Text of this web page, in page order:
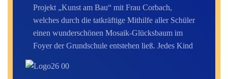
Projekt „Kunst am Bau“ mit Frau Corbach,
welches durch die tatkräftige Mithilfe aller Schüler
einen wunderschönen Mosaik-Glücksbaum im
Foyer der Grundschule entstehen ließ. Jedes Kind